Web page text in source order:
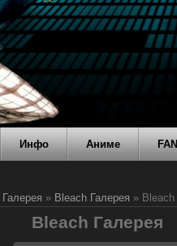
Инфо Аниме
» Bleach Галерея » Bleach
Bleach Галерея